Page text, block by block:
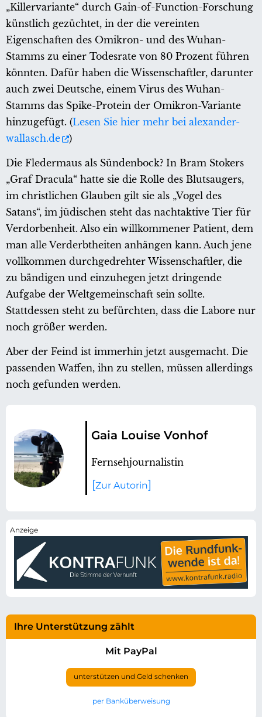
„Killervariante“ durch Gain-of-Function-Forschung
künstlich gezüchtet, in der die vereinten
Eigenschaften des Omikron- und des Wuhan-
Stamms zu einer Todesrate von 80 Prozent führen
könnten. Dafür haben die Wissenschaftler, darunter
auch zwei Deutsche, einem Virus des Wuhan-
Stamms das Spike-Protein der Omikron-Variante
hinzugefügt. (Lesen Sie hier mehr bei alexander-
wallasch.de
)
Die Fledermaus als Sündenbock? In Bram Stokers
„Graf Dracula“ hatte sie die Rolle des Blutsaugers,
im christlichen Glauben gilt sie als „Vogel des
Satans“, im jüdischen steht das nachtaktive Tier für
Verdorbenheit. Also ein willkommener Patient, dem
man alle Verderbtheiten anhängen kann. Auch jene
vollkommen durchgedrehter Wissenschaftler, die
zu bändigen und einzuhegen jetzt dringende
Aufgabe der Weltgemeinschaft sein sollte.
Stattdessen steht zu befürchten, dass die Labore nur
noch größer werden.
Aber der Feind ist immerhin jetzt ausgemacht. Die
passenden Waffen, ihn zu stellen, müssen allerdings
noch gefunden werden.
Gaia Louise Vonhof
Fernsehjournalistin
Zur Autorin
Ihre Unterstützung zählt
Mit PayPal
unterstützen und Geld schenken
per Banküberweisung